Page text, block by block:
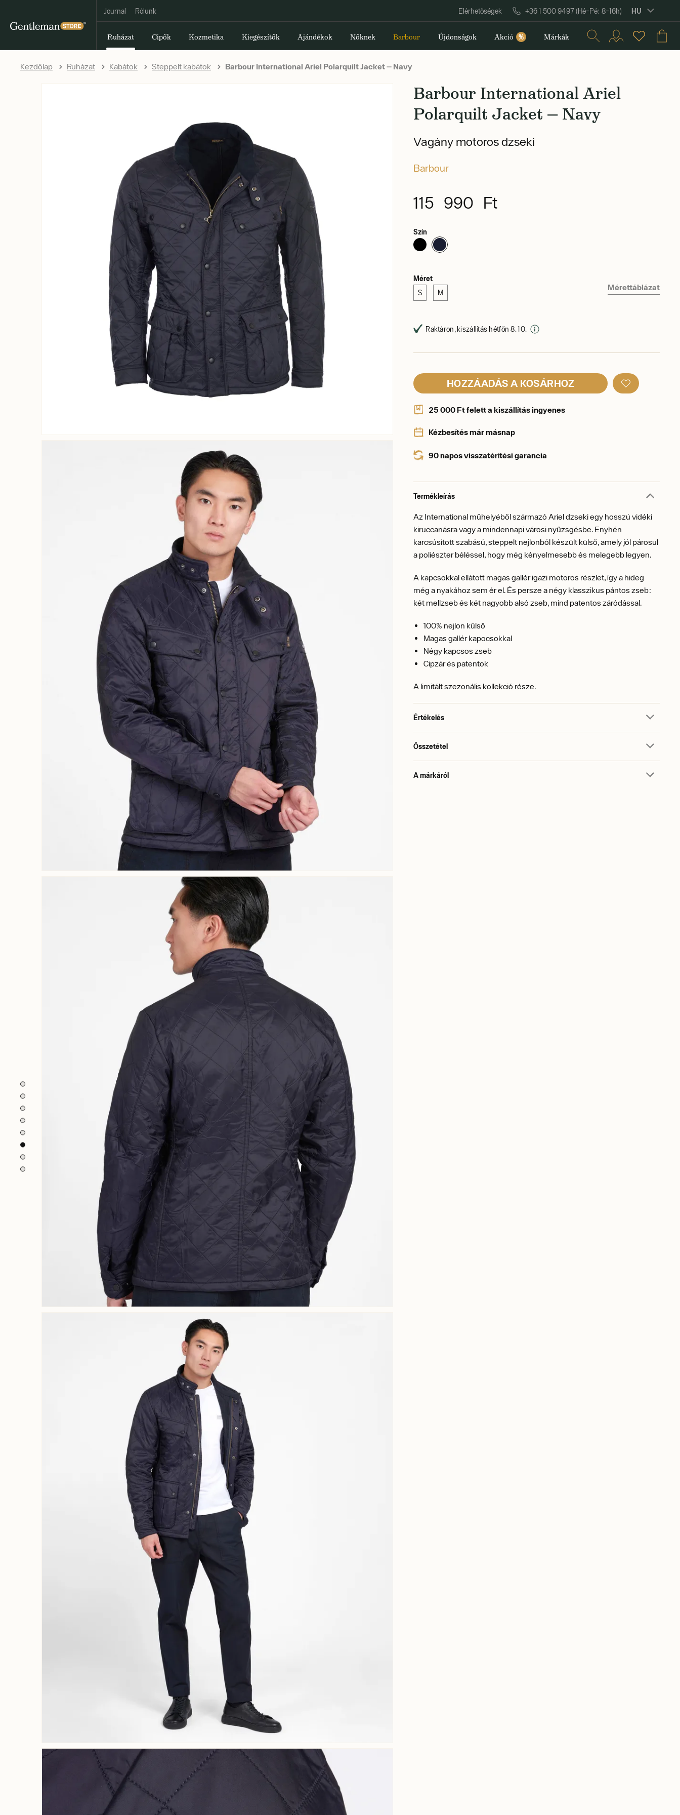
Journal Rólunk Elérhetőségek +36 1 500 9497 (Hé–Pé: 8–16h) HU
Ruházat Cipők Kozmetika Kiegészítők Ajándékok Nőknek Barbour Újdonságok Akció % Márkák
Kezdőlap Ruházat Kabátok Steppelt kabátok Barbour International Ariel Polarquilt Jacket — Navy
Barbour International Ariel
Polarquilt Jacket — Navy
Vagány motoros dzseki
Barbour
115 990 Ft
Szín
Méret
S M
Mérettáblázat
Raktáron, kiszállítás hétfőn 8. 10.
HOZZÁADÁS A KOSÁRHOZ
25 000 Ft felett a kiszállítás ingyenes
Kézbesítés már másnap
90 napos visszatérítési garancia
Termékleírás
Az International műhelyéből származó Ariel dzseki egy hosszú vidéki
kiruccanásra vagy a mindennapi városi nyűzsgésbe. Enyhén
karcsúsított szabású, steppelt nejlonból készült külső, amely jól párosul
a poliészter béléssel, hogy még kényelmesebb és melegebb legyen.
A kapcsokkal ellátott magas gallér igazi motoros részlet, így a hideg
még a nyakához sem ér el. És persze a négy klasszikus pántos zseb:
két mellzseb és két nagyobb alsó zseb, mind patentos záródással.
100% nejlon külső
Magas gallér kapocsokkal
Négy kapcsos zseb
Cipzár és patentok
A limitált szezonális kollekció része.
Értékelés
Összetétel
A márkáról